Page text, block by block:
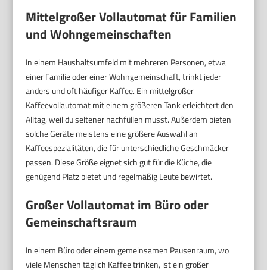
Mittelgroßer Vollautomat für Familien
und Wohngemeinschaften
In einem Haushaltsumfeld mit mehreren Personen, etwa
einer Familie oder einer Wohngemeinschaft, trinkt jeder
anders und oft häufiger Kaffee. Ein mittelgroßer
Kaffeevollautomat mit einem größeren Tank erleichtert den
Alltag, weil du seltener nachfüllen musst. Außerdem bieten
solche Geräte meistens eine größere Auswahl an
Kaffeespezialitäten, die für unterschiedliche Geschmäcker
passen. Diese Größe eignet sich gut für die Küche, die
genügend Platz bietet und regelmäßig Leute bewirtet.
Großer Vollautomat im Büro oder
Gemeinschaftsraum
In einem Büro oder einem gemeinsamen Pausenraum, wo
viele Menschen täglich Kaffee trinken, ist ein großer